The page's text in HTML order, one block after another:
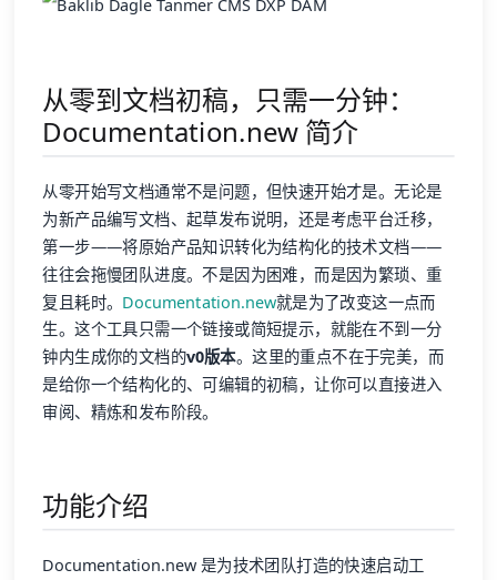
从零到文档初稿，只需一分钟：
Documentation.new 简介
从零开始写文档通常不是问题，但快速开始才是。无论是
为新产品编写文档、起草发布说明，还是考虑平台迁移，
第一步——将原始产品知识转化为结构化的技术文档——
往往会拖慢团队进度。不是因为困难，而是因为繁琐、重
复且耗时。 Documentation.new就是为了改变这一点而
生。这个工具只需一个链接或简短提示，就能在不到一分
钟内生成你的文档的v0版本。这里的重点不在于完美，而
是给你一个结构化的、可编辑的初稿，让你可以直接进入
审阅、精炼和发布阶段。
功能介绍
Documentation.new 是为技术团队打造的快速启动工